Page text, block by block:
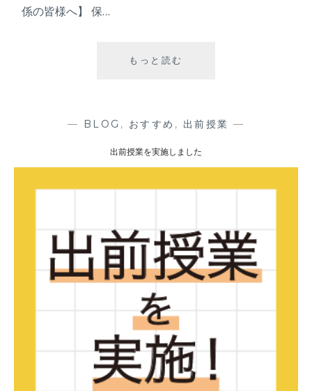
係の皆様へ】 保…
もっと読む
を
施
し
— BLOG , おすすめ , 出前授業 —
出前授業を実施しました